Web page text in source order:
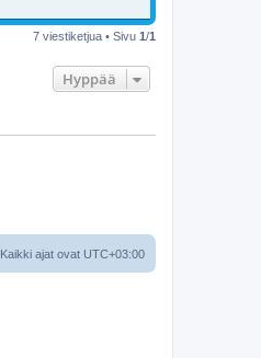
7 viestiketjua • Sivu 1/1
Hyppää
Kaikki ajat ovat UTC+03:00